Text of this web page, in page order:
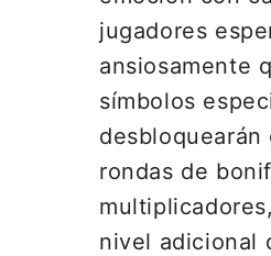
jugadores
ansiosamente
símbolos
desbloquearán
rondas de
nivel adicional